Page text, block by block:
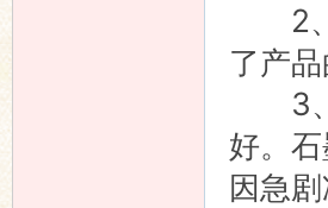
2、
了产
3、
好。
因急剧